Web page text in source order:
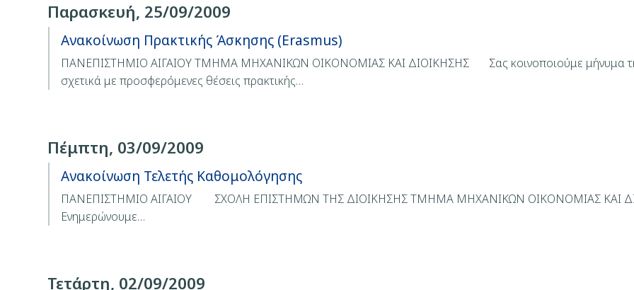
Παρασκευή, 25/09/2009
Ανακοίνωση Πρακτικής Άσκησης (Erasmus)
ΠΑΝΕΠΙΣΤΗΜΙΟ ΑΙΓΑΙΟΥ ΤΜΗΜΑ ΜΗΧΑΝΙΚΩΝ ΟΙΚΟΝΟΜΙΑΣ ΚΑΙ ΔΙΟΙΚΗΣΗΣ Σας κοινοποιούμε μήνυμα της
σχετικά με προσφερόμενες θέσεις πρακτικής…
Πέμπτη, 03/09/2009
Ανακοίνωση Τελετής Καθομολόγησης
ΠΑΝΕΠΙΣΤΗΜΙΟ ΑΙΓΑΙΟΥ ΣΧΟΛΗ ΕΠΙΣΤΗΜΩΝ ΤΗΣ ΔΙΟΙΚΗΣΗΣ ΤΜΗΜΑ ΜΗΧΑΝΙΚΩΝ ΟΙΚΟΝΟΜΙΑΣ ΚΑΙ
Ενημερώνουμε…
Τετάρτη, 02/09/2009